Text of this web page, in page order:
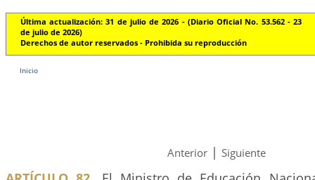
Última actualización: 31 de julio de 2026 - (Diario Oficial No. 53.562 - 23
de julio de 2026)
Derechos de autor reservados - Prohibida su reproducción
Inicio
Anterior | Siguiente